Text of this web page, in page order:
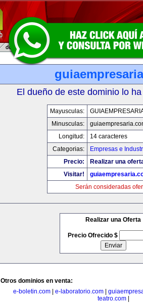
El dueño de este dominio lo
Mayusculas:
Minusculas:
Longitud:
14 caracteres
Categorias:
Empresas e
Precio:
Realizar una
Visitar!
Serán consideradas
Realizar una Oferta
Precio Ofrecido $
Otros dominios en venta:
e-boletin.com
e-laboratorio.com
teatro.com|